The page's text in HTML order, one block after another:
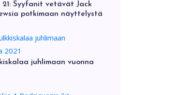
21: Syyfanit vetävät Jack
potkimaan näyttelystä
juhlimaan vuonna